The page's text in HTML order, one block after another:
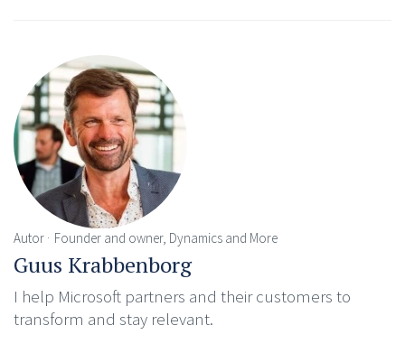
Autor Founder and owner, Dynamics and More
Guus Krabbenborg
I help Microsoft partners and their customers to
transform and stay relevant.